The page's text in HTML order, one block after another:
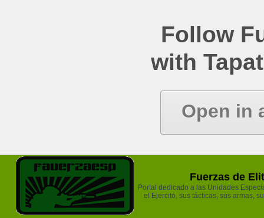
Follow
with
Open in
Fuerzas de
Portal dedicado a las Unidades
el Ejercito, sus tácticas, sus armas,